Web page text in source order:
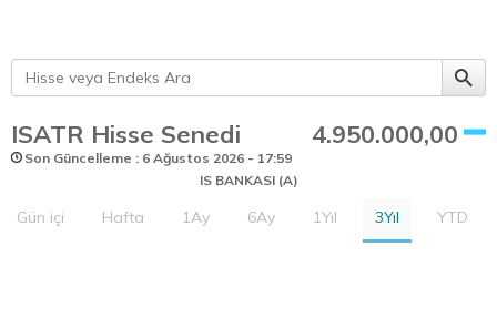
ISATR Hisse Senedi 4.950.000,00
Son Güncelleme : 6 Ağustos 2026 - 17:59
IS BANKASI (A)
Gün içi Hafta 1Ay 6Ay 1Yıl 3Yıl YTD